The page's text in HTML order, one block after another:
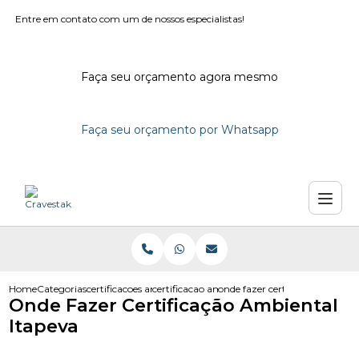
Entre em contato com um de nossos especialistas!
Faça seu orçamento agora mesmo
Faça seu orçamento por Whatsapp
HomeCategoriascertificacoes ambientaiscertificacao ambiental iso 14000
onde fazer certificacao
Onde Fazer Certificação Ambiental
Itapeva